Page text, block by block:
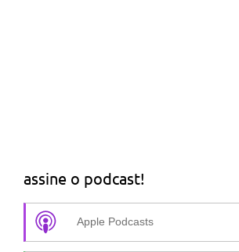
assine o podcast!
Apple Podcasts